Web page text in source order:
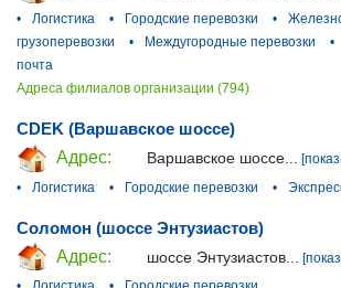
•
Логистика • Городские перевозки •
грузоперевозки
• Междугородные перевозки •
почта
Адреса филиалов организации (794)
CDEK (Варшавское шоссе)
Адрес:
Варшавское шоссе...
•
Логистика • Городские перевозки •
Соломон (шоссе Энтузиастов)
Адрес:
шоссе Энтузиастов...